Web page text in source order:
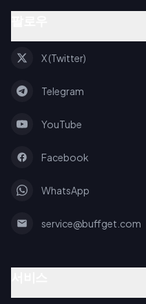
X (Twitter)
Telegram
YouTube
Facebook
WhatsApp
service@buffget.com